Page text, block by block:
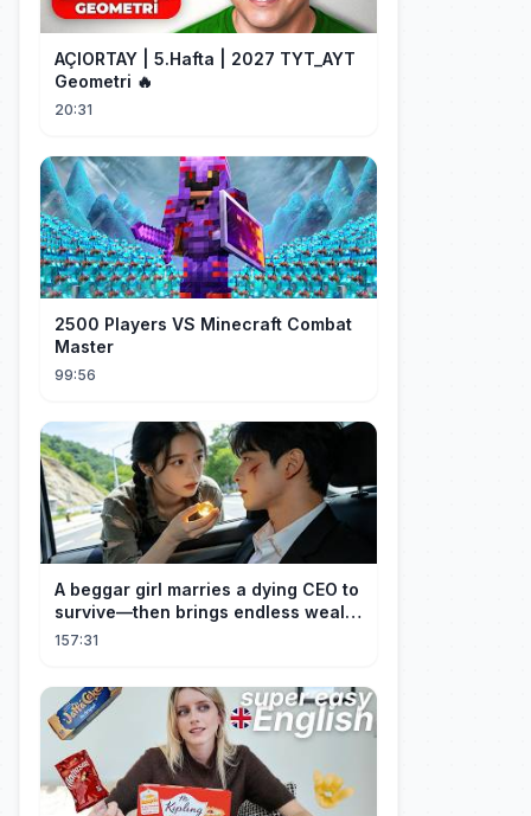
AÇIORTAY | 5.Hafta | 2027 TYT_AYT
Geometri 🔥
20:31
2500 Players VS Minecraft Combat
Master
99:56
A beggar girl marries a dying CEO to
survive—then brings endless wealth
to his family.
157:31